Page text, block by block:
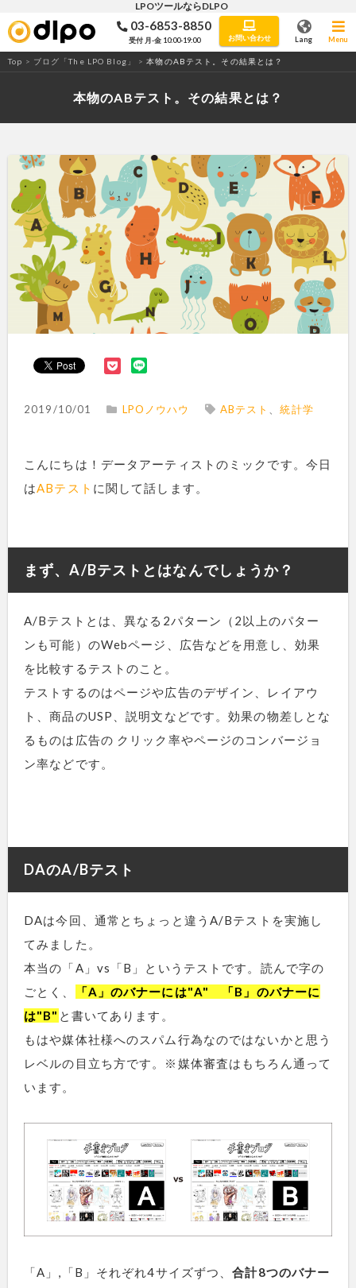
LPO・ABテストツール「DLPO」
LPOツールならDLPO
03-6853-8850
受付 月-金 10:00-19:00 お問い合わせ Lang Menu
Top > ブログ「The LPO Blog」 >本物のABテスト。その結果とは？
本物のABテスト。その結果とは？
2019/10/01 LPOノウハウ ABテスト 、統計学
こんにちは！データアーティストのミックです。今日
はABテスト に関して話します。
まず、A/Bテストとはなんでしょうか？
A/Bテストとは、異なる2パターン（2以上のパター
ンも可能）のWebページ、広告などを用意し、効果
を比較するテストのこと。
テストするのはページや広告のデザイン、レイアウ
ト、商品のUSP、説明文などです。効果の物差しとな
るものは広告の クリック率やページのコンバージョ
ン率などです。
DAのA/Bテスト
DAは今回、通常とちょっと違うA/Bテストを実施し
てみました。
本当の「A」vs「B」というテストです。読んで字の
ごとく、
「A」のバナーには"A" 「B」のバナーに
は"B" と書いてあります。
もはや媒体社様へのスパム行為なのではないかと思う
レベルの目立ち方です。※媒体審査はもちろん通って
います。
「A」,「B」それぞれ4サイズずつ、合計8つのバナー